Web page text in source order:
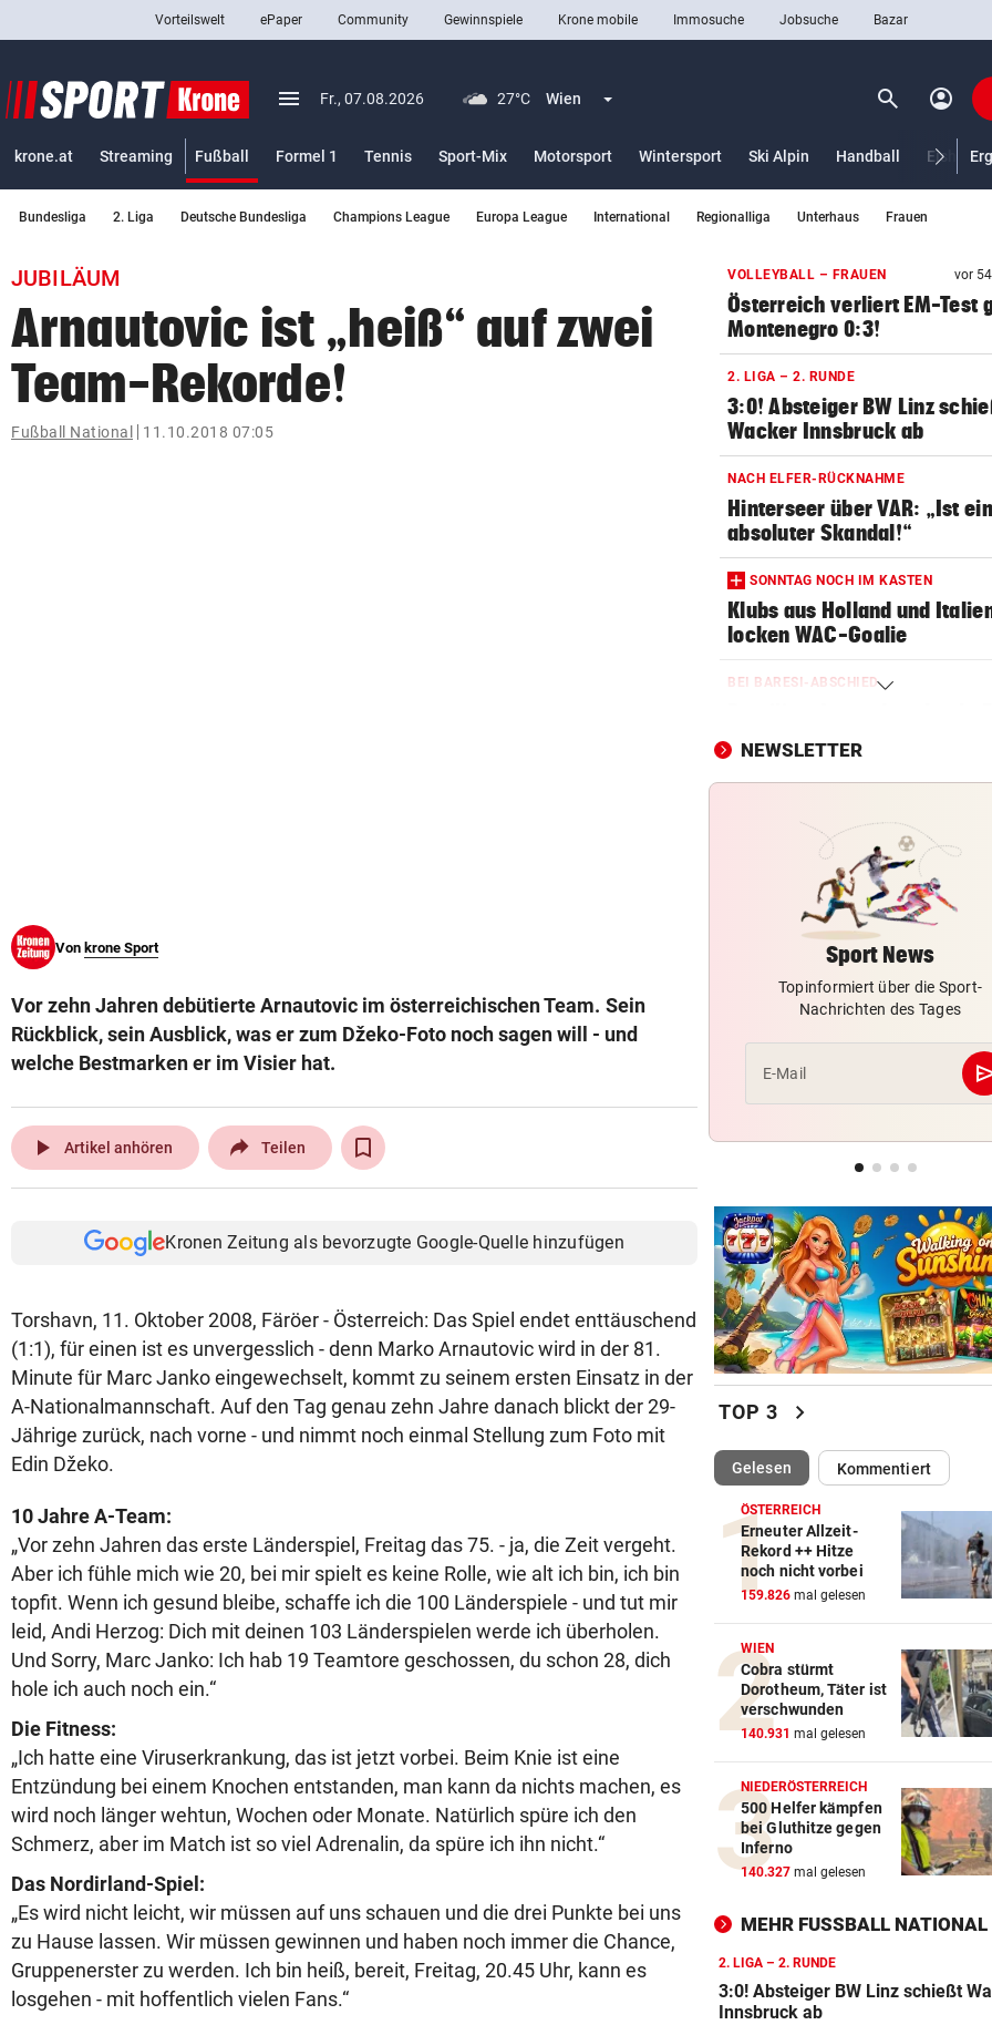
closeSchließen
Abonnieren
bookmark
search
Suchbegriff
eingeben
Vorteilswelt ePaper Community Gewinnspiele Krone mobile Immosuche Jobsuche Bazar
menu Menü aufklappen
Fr., 07.08.2026 27°C Wien Menü aufklappen search Suchen
account_circle
krone.at Streaming Fußball
Formel 1
Tennis Sport-Mix Motorsport Wintersport Ski Alpin Handball
Bundesliga 2. Liga Deutsche Bundesliga Champions League Europa League International Regionalliga Unterhaus Frauen
JUBILÄUM
Arnautovic ist „heiß“ auf zwei
Team-Rekorde!
Fußball National 11.10.2018 07:05
Von krone Sport
Vor zehn Jahren debütierte Arnautovic im österreichischen Team. Sein
Rückblick, sein Ausblick, was er zum Džeko-Foto noch sagen will - und
welche Bestmarken er im Visier hat.
play_arrow Artikel anhören Teilen
Kronen Zeitung als bevorzugte Google-Quelle hinzufügen
Torshavn, 11. Oktober 2008, Färöer - Österreich: Das Spiel endet enttäuschend
(1:1), für einen ist es unvergesslich - denn Marko Arnautovic wird in der 81.
Minute für Marc Janko eingewechselt, kommt zu seinem ersten Einsatz in der
A-Nationalmannschaft. Auf den Tag genau zehn Jahre danach blickt der 29-
Jährige zurück, nach vorne - und nimmt noch einmal Stellung zum Foto mit
Edin Džeko.
10 Jahre A-Team:
„Vor zehn Jahren das erste Länderspiel, Freitag das 75. - ja, die Zeit vergeht.
Aber ich fühle mich wie 20, bei mir spielt es keine Rolle, wie alt ich bin, ich bin
topfit. Wenn ich gesund bleibe, schaffe ich die 100 Länderspiele - und tut mir
leid, Andi Herzog: Dich mit deinen 103 Länderspielen werde ich überholen.
Und Sorry, Marc Janko: Ich hab 19 Teamtore geschossen, du schon 28, dich
hole ich auch noch ein.“
Die Fitness:
„Ich hatte eine Viruserkrankung, das ist jetzt vorbei. Beim Knie ist eine
Entzündung bei einem Knochen entstanden, man kann da nichts machen, es
wird noch länger wehtun, Wochen oder Monate. Natürlich spüre ich den
Schmerz, aber im Match ist so viel Adrenalin, da spüre ich ihn nicht.“
Das Nordirland-Spiel:
„Es wird nicht leicht, wir müssen auf uns schauen und die drei Punkte bei uns
zu Hause lassen. Wir müssen gewinnen und haben noch immer die Chance,
Gruppenerster zu werden. Ich bin heiß, bereit, Freitag, 20.45 Uhr, kann es
losgehen - mit hoffentlich vielen Fans.“
VOLLEYBALL – FRAUEN vor
Österreich verliert EM-Test
Montenegro 0:3!
2. LIGA – 2. RUNDE
3:0! Absteiger BW Linz
Wacker Innsbruck ab
NACH ELFER-RÜCKNAHME
Hinterseer über VAR: „Ist ein
absoluter Skandal!“
SONNTAG NOCH IM KASTEN
Klubs aus Holland und
locken WAC-Goalie
BEI BARESI-ABSCHIED
mit Mallet-Finger
LÄNDLE-KICKER SIEGEN
gegen WSG Tirol
NACH WIEN AUF MYKONOS
Luxus am Meer! Sabalenka
gewährt private Einblicke
FUSSBALL-FANS FEIERN
Hochgefühle dank Comeback
eines Kult-Sponsors
Rückkehr nach Grödig
Fehlstart komplett! Nächste
für St. Pölten
NEWSLETTER
Sport News
Topinformiert über die Sport-
Nachrichten des Tages
E-Mail
TOP 3 chevron_right
Gelesen(ausgewählt)Kommentiert
ÖSTERREICH
Erneuter Allzeit-
Rekord ++ Hitze
noch nicht vorbei
159.826 mal gelesen
WIEN
Cobra stürmt
Dorotheum, Täter ist
verschwunden
140.931 mal gelesen
NIEDERÖSTERREICH
500 Helfer kämpfen
bei Gluthitze gegen
Inferno
140.327 mal gelesen
MEHR FUSSBALL NATIONAL
2. LIGA – 2. RUNDE
3:0! Absteiger BW Linz schießt
Innsbruck ab